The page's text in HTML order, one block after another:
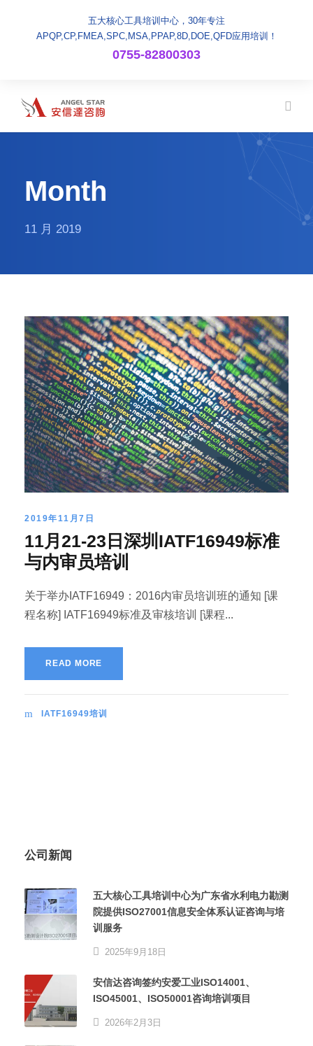
五大核心工具培训中心，30年专注
APQP,CP,FMEA,SPC,MSA,PPAP,8D,DOE,QFD应用培训！
0755-82800303
Month
11 月 2019
2019年11月7日
11月21-23日深圳IATF16949标准
与内审员培训
关于举办IATF16949：2016内审员培训班的通知 [课
程名称] IATF16949标准及审核培训 [课程...
READ MORE
IATF16949培训
公司新闻
五大核心工具培训中心为广东省水利电力勘测
院提供ISO27001信息安全体系认证咨询与培
训服务
2025年9月18日
安信达咨询签约安爱工业ISO14001、
ISO45001、ISO50001咨询培训项目
2026年2月3日